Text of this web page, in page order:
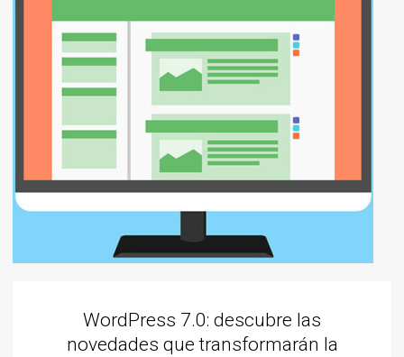
WordPress 7.0: descubre las
novedades que transformarán la